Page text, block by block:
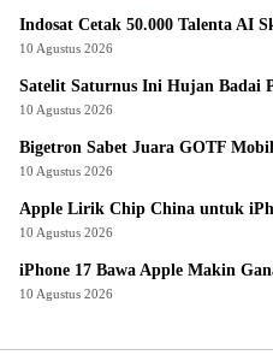
Indosat Cetak 50.000 Talenta AI
10 Agustus 2026
Satelit Saturnus Ini Hujan Badai
10 Agustus 2026
Bigetron Sabet Juara GOTF
10 Agustus 2026
Apple Lirik Chip China untuk
10 Agustus 2026
iPhone 17 Bawa Apple Makin
10 Agustus 2026